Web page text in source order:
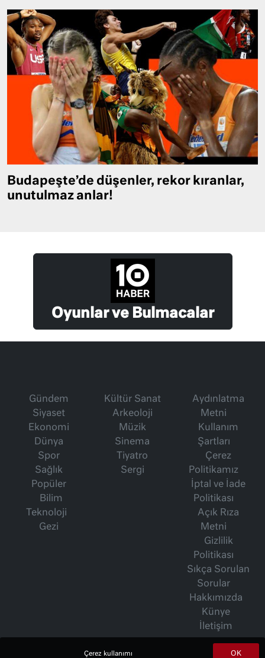
Budapeşte’de düşenler, rekor kıranlar,
unutulmaz anlar!
Oyunlar ve Bulmacalar
Gündem
Siyaset
Ekonomi
Dünya
Spor
Sağlık
Popüler
Bilim
Teknoloji
Gezi
Kültür Sanat
Arkeoloji
Müzik
Sinema
Tiyatro
Sergi
Aydınlatma
Metni
Kullanım
Şartları
Çerez
Politikamız
İptal ve İade
Politikası
Açık Rıza
Metni
Gizlilik
Politikası
Sıkça Sorulan
Sorular
Hakkımızda
Künye
İletişim
OK
Çerez kullanımı